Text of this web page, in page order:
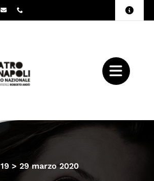
Toggle
19 > 29 marzo 2020